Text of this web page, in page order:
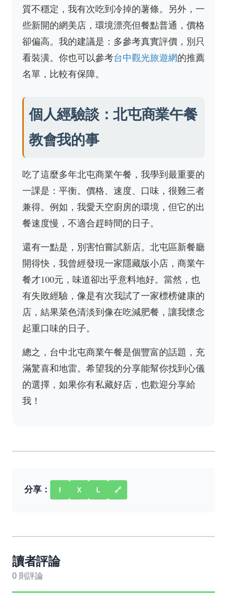
質不穩定，我有次吃到冷掉的薯條。另外，一
些新開的網美店，環境漂亮但餐點普通，價格
卻偏高。我的建議是：多參考真實評價，別只
看裝潢。你也可以參考台中觀光旅遊網的推薦
名單，比較有保障。
個人經驗談：北屯商業午餐
教會我的事
吃了這麼多年北屯商業午餐，我學到最重要的
一課是：平衡。價格、速度、口味，很難三者
兼得。例如，我愛天空廚房的環境，但它的出
餐速度慢，不適合趕時間的日子。
還有一點是，別害怕嘗試新店。北屯區新餐廳
開得快，我曾經發現一家隱藏版小店，商業午
餐才100元，味道卻出乎意料地好。當然，也
有失敗經驗，像是有次我試了一家標榜健康的
店，結果菜色清淡到像在吃減肥餐，讓我懷念
起重口味的日子。
總之，台中北屯商業午餐是個豐富的話題，充
滿驚喜和地雷。希望我的分享能幫你找到心儀
的選擇，如果你有私藏好店，也歡迎分享給
我！
分享： f X L 🔗
讀者評論
0 則評論